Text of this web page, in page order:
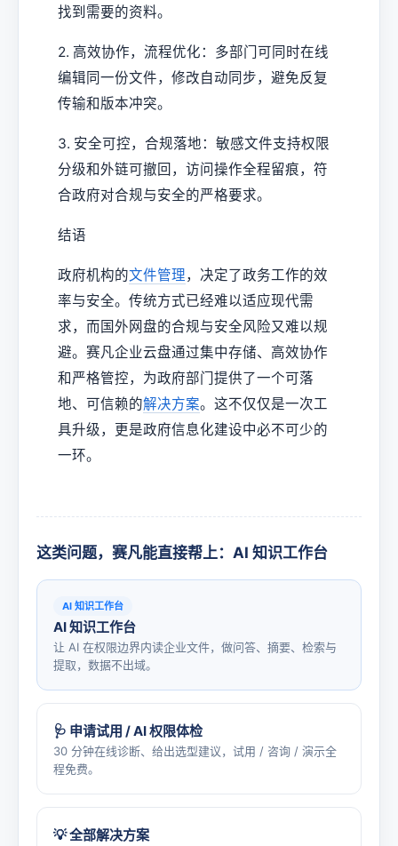
找到需要的资料。
2. 高效协作，流程优化：多部门可同时在线
编辑同一份文件，修改自动同步，避免反复
传输和版本冲突。
3. 安全可控，合规落地：敏感文件支持权限
分级和外链可撤回，访问操作全程留痕，符
合政府对合规与安全的严格要求。
结语
政府机构的文件管理，决定了政务工作的效
率与安全。传统方式已经难以适应现代需
求，而国外网盘的合规与安全风险又难以规
避。赛凡企业云盘通过集中存储、高效协作
和严格管控，为政府部门提供了一个可落
地、可信赖的解决方案。这不仅仅是一次工
具升级，更是政府信息化建设中必不可少的
一环。
这类问题，赛凡能直接帮上：AI 知识工作台
AI 知识工作台
AI 知识工作台
让 AI 在权限边界内读企业文件，做问答、摘要、检索与
提取，数据不出域。
🩺 申请试用 / AI 权限体检
30 分钟在线诊断、给出选型建议，试用 / 咨询 / 演示全
程免费。
💡 全部解决方案